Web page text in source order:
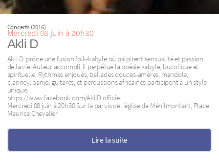
Concerts (2016)
Mercredi 08 juin à 20h30
Akli D
Akli D. prône une fusion folk-kabyle où palpitent sensualité et passion
de la vie. Auteur accompli, il perpétue la poésie kabyle, bucolique et
spirituelle. Rythmes enjoués, ballades douces-amères, mandole,
clariney, banjo, guitares, et percussions africaines participent à un style
unique.
https://www.facebook.com/AkliD.officiel
Mercredi 08 juin à 20h30 Sur la parvis de l’église de Ménilmontant, Place
Maurice Chevalier
Lire la suite